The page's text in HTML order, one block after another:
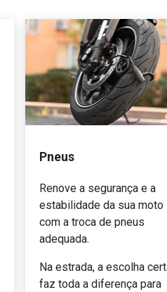
Pneus
Renove a segurança e a
estabilidade da sua moto
com a troca de pneus
adequada.
Na estrada, a escolha
faz toda a diferença para